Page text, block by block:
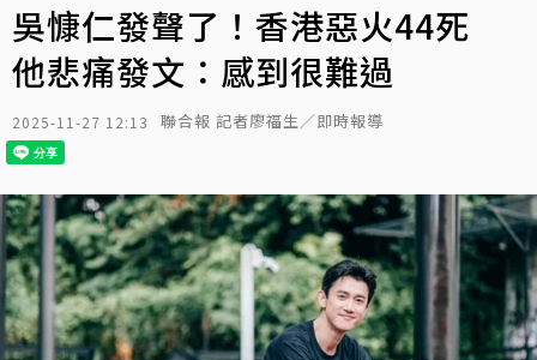
吳慷仁發聲了！香港惡火44死
他悲痛發文：感到很難過
2025-11-27 12:13 聯合報 記者廖福生／即時報導